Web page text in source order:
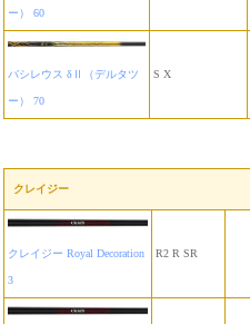
ー） 60
バシレウス δⅡ（デルタツ
ー） 70
S X
クレイジー
クレイジー Royal Decoration
3
R2 R SR